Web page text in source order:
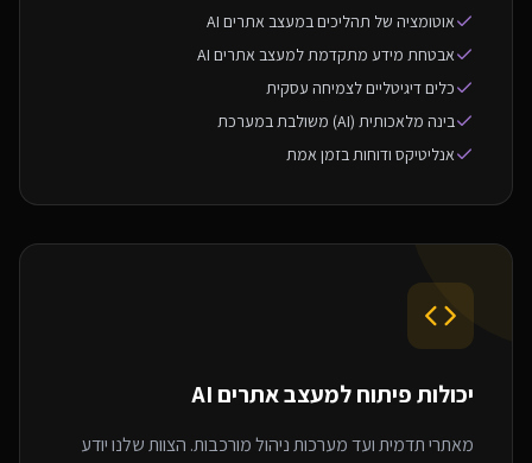
אוטומציה של תהליכים במעצב אתרים AI
אבטחת מידע מתקדמת למעצב אתרים AI
כלים דיגיטליים לצמיחה עסקית
בינה מלאכותית (AI) משולבת במערכת
אנליטיקס ודוחות בזמן אמת
יכולות פיתוח למעצב אתרים AI
מאתרי תדמית ועד מערכות ניהול מורכבות. הצוות שלנו יודע